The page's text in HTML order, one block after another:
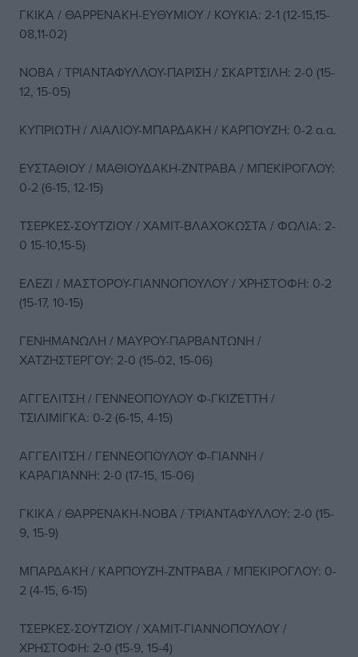
ΓΚΙΚΑ / ΘΑΡΡΕΝΑΚΗ-ΕΥΘΥΜΙΟΥ / ΚΟΥΚΙΑ: 2-1 (12-15,15-
08,11-02)
ΝΟΒΑ / ΤΡΙΑΝΤΑΦΥΛΛΟΥ-ΠΑΡΙΣΗ / ΣΚΑΡΤΣΙΛΗ: 2-0 (15-
12, 15-05)
ΚΥΠΡΙΩΤΗ / ΛΙΑΛΙΟΥ-ΜΠΑΡΔΑΚΗ / ΚΑΡΠΟΥΖΗ: 0-2 α.α.
ΕΥΣΤΑΘΙΟΥ / ΜΑΘΙΟΥΔΑΚΗ-ΖΝΤΡΑΒΑ / ΜΠΕΚΙΡΟΓΛΟΥ:
0-2 (6-15, 12-15)
ΤΣΕΡΚΕΣ-ΣΟΥΤΖΙΟΥ / ΧΑΜΙΤ-ΒΛΑΧΟΚΩΣΤΑ / ΦΩΛΙΑ: 2-
0 15-10,15-5)
ΕΛΕΖΙ / ΜΑΣΤΟΡΟΥ-ΓΙΑΝΝΟΠΟΥΛΟΥ / ΧΡΗΣΤΟΦΗ: 0-2
(15-17, 10-15)
ΓΕΝΗΜΑΝΩΛΗ / ΜΑΥΡΟΥ-ΠΑΡΒΑΝΤΩΝΗ /
ΧΑΤΖΗΣΤΕΡΓΟΥ: 2-0 (15-02, 15-06)
ΑΓΓΕΛΙΤΣΗ / ΓΕΝΝΕΟΠΟΥΛΟΥ Φ-ΓΚΙΖΈΤΤΗ /
ΤΣΙΛΙΜΙΓΚΑ: 0-2 (6-15, 4-15)
ΑΓΓΕΛΙΤΣΗ / ΓΕΝΝΕΟΠΟΥΛΟΥ Φ-ΓΙΑΝΝΗ /
ΚΑΡΑΓΙΆΝΝΗ: 2-0 (17-15, 15-06)
ΓΚΙΚΑ / ΘΑΡΡΕΝΑΚΗ-ΝΟΒΑ / ΤΡΙΑΝΤΑΦΥΛΛΟΥ: 2-0 (15-
9, 15-9)
ΜΠΑΡΔΑΚΗ / ΚΑΡΠΟΥΖΗ-ΖΝΤΡΑΒΑ / ΜΠΕΚΙΡΟΓΛΟΥ: 0-
2 (4-15, 6-15)
ΤΣΕΡΚΕΣ-ΣΟΥΤΖΙΟΥ / ΧΑΜΙΤ-ΓΙΑΝΝΟΠΟΥΛΟΥ /
ΧΡΗΣΤΟΦΗ: 2-0 (15-9, 15-4)